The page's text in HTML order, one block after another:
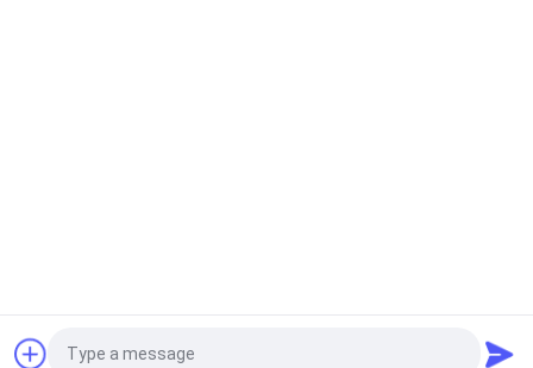
Eimer
Fordern Sie ein Angebot